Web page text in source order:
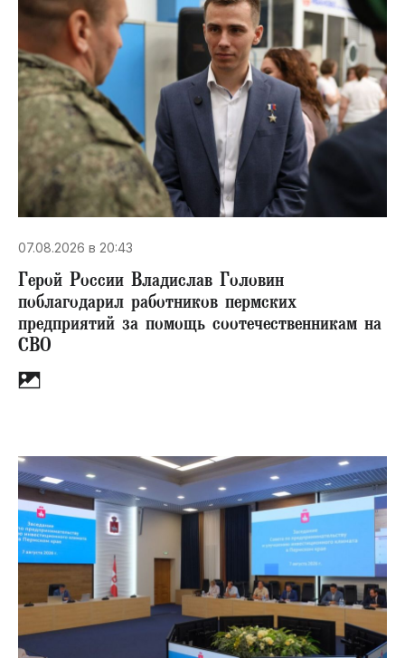
07.08.2026 в 20:43
Герой России Владислав Головин
поблагодарил работников пермских
предприятий за помощь соотечественникам на
СВО